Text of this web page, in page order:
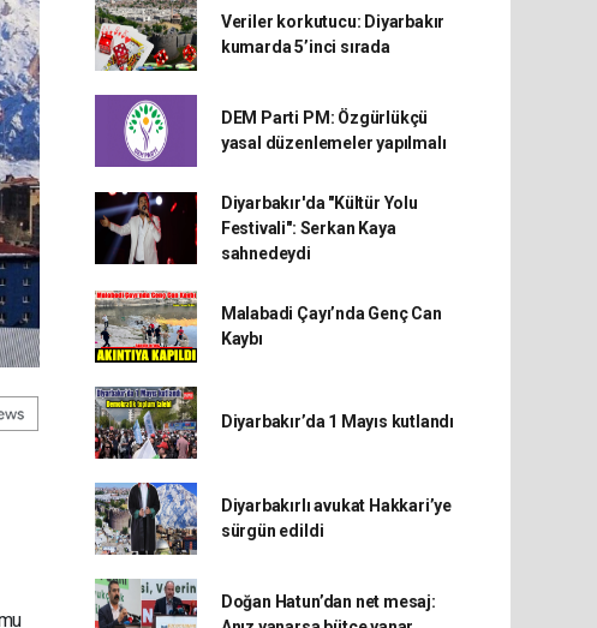
Veriler korkutucu: Diyarbakır
kumarda 5’inci sırada
DEM Parti PM: Özgürlükçü
yasal düzenlemeler yapılmalı
Diyarbakır'da "Kültür Yolu
Festivali": Serkan Kaya
sahnedeydi
Malabadi Çayı’nda Genç Can
Kaybı
Diyarbakır’da 1 Mayıs kutlandı
Diyarbakırlı avukat Hakkari’ye
sürgün edildi
Doğan Hatun’dan net mesaj: